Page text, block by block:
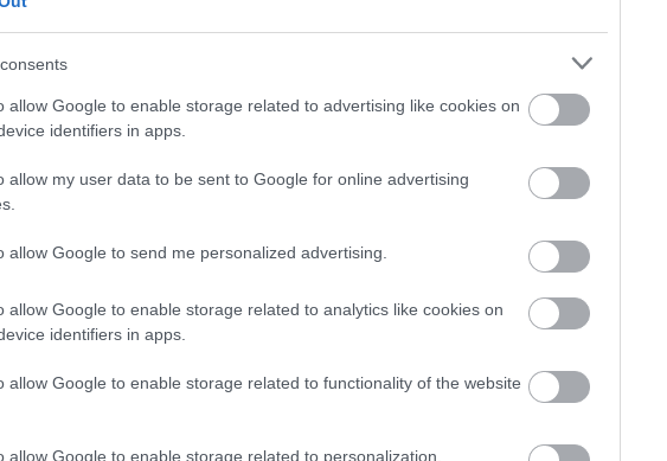
allow Google to enable storage related to advertising like cookies on
identifiers in apps.
allow my user data to be sent to Google for online advertising
allow Google to send me personalized advertising.
allow Google to enable storage related to analytics like cookies on
identifiers in apps.
allow Google to enable storage related to functionality of the website
allow Google to enable storage related to personalization.
10 százalékos visszaesést mértek.
zuhanás a Maseratinál
egy másik luxusmárka, a Porsche. Igaz, más
a Porsche, ami 10 százalékos csökkenés 2024-hez